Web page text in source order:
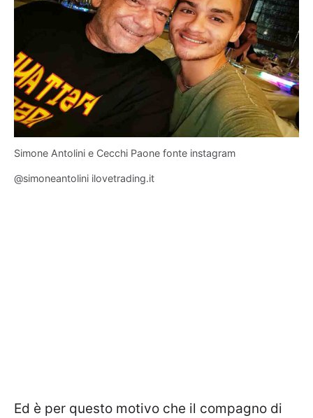
Simone Antolini e Cecchi Paone fonte instagram
@simoneantolini ilovetrading.it
Ed è per questo motivo che il compagno di